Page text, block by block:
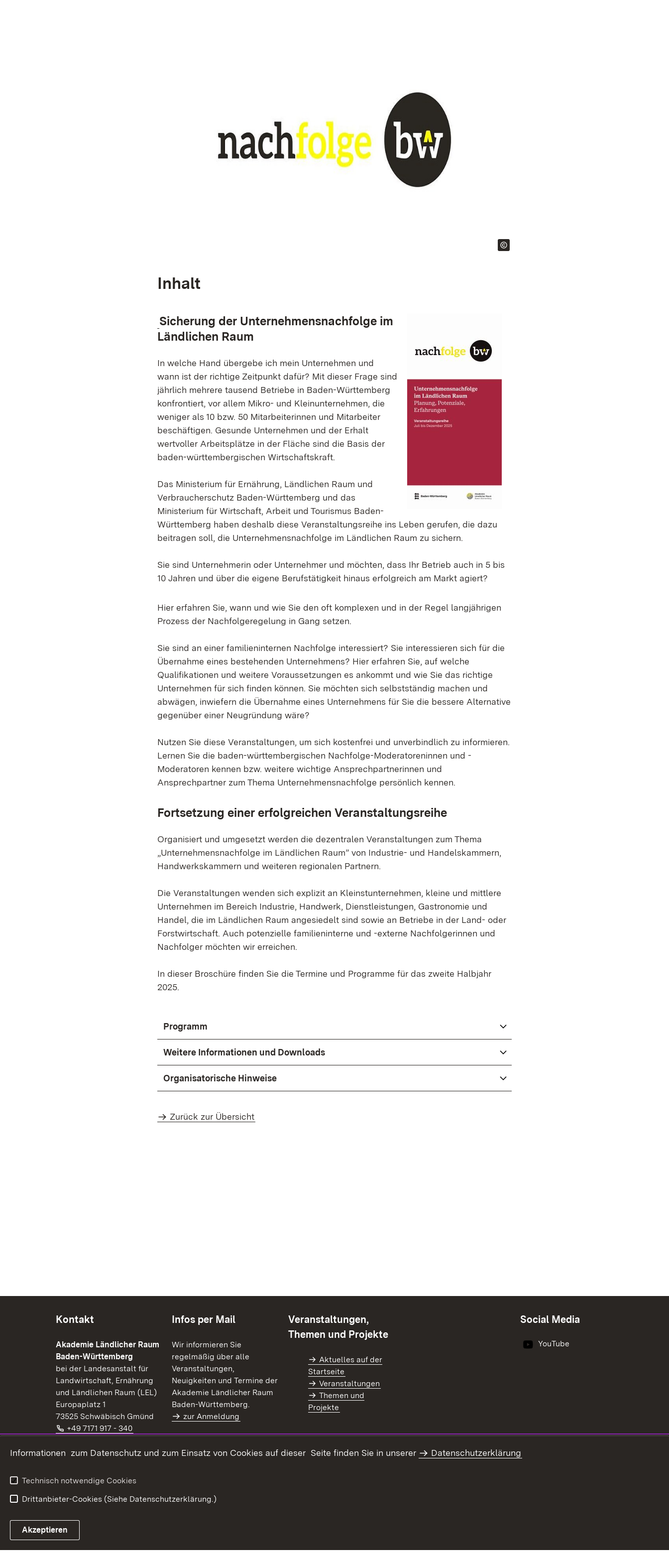
Inhalt
Sicherung der Unternehmensnachfolge im
Ländlichen Raum
In welche Hand übergebe ich mein Unternehmen und
wann ist der richtige Zeitpunkt dafür? Mit dieser Frage sind
jährlich mehrere tausend Betriebe in Baden-Württemberg
konfrontiert, vor allem Mikro- und Kleinunternehmen, die
weniger als 10 bzw. 50 Mitarbeiterinnen und Mitarbeiter
beschäftigen. Gesunde Unternehmen und der Erhalt
wertvoller Arbeitsplätze in der Fläche sind die Basis der
baden-württembergischen Wirtschaftskraft.
Das Ministerium für Ernährung, Ländlichen Raum und
Verbraucherschutz Baden-Württemberg und das
Ministerium für Wirtschaft, Arbeit und Tourismus Baden-
Württemberg haben deshalb diese Veranstaltungsreihe ins Leben gerufen, die dazu
beitragen soll, die Unternehmensnachfolge im Ländlichen Raum zu sichern.
Sie sind Unternehmerin oder Unternehmer und möchten, dass Ihr Betrieb auch in 5 bis
10 Jahren und über die eigene Berufstätigkeit hinaus erfolgreich am Markt agiert?
Hier erfahren Sie, wann und wie Sie den oft komplexen und in der Regel langjährigen
Prozess der Nachfolgeregelung in Gang setzen.
Sie sind an einer familieninternen Nachfolge interessiert? Sie interessieren sich für die
Übernahme eines bestehenden Unternehmens? Hier erfahren Sie, auf welche
Qualifikationen und weitere Voraussetzungen es ankommt und wie Sie das richtige
Unternehmen für sich finden können. Sie möchten sich selbstständig machen und
abwägen, inwiefern die Übernahme eines Unternehmens für Sie die bessere Alternative
gegenüber einer Neugründung wäre?
Nutzen Sie diese Veranstaltungen, um sich kostenfrei und unverbindlich zu informieren.
Lernen Sie die baden-württembergischen Nachfolge-Moderatoreninnen und -
Moderatoren kennen bzw. weitere wichtige Ansprechpartnerinnen und
Ansprechpartner zum Thema Unternehmensnachfolge persönlich kennen.
Fortsetzung einer erfolgreichen Veranstaltungsreihe
Organisiert und umgesetzt werden die dezentralen Veranstaltungen zum Thema
„Unternehmensnachfolge im Ländlichen Raum” von Industrie- und Handelskammern,
Handwerkskammern und weiteren regionalen Partnern.
Die Veranstaltungen wenden sich explizit an Kleinstunternehmen, kleine und mittlere
Unternehmen im Bereich Industrie, Handwerk, Dienstleistungen, Gastronomie und
Handel, die im Ländlichen Raum angesiedelt sind sowie an Betriebe in der Land- oder
Forstwirtschaft. Auch potenzielle familieninterne und -externe Nachfolgerinnen und
Nachfolger möchten wir erreichen.
In dieser Broschüre finden Sie die Termine und Programme für das zweite Halbjahr
2025.
Programm
Weitere Informationen und Downloads
Organisatorische Hinweise
Zurück zur Übersicht
Kontakt
Akademie Ländlicher Raum
Baden-Württemberg
bei der Landesanstalt für
Landwirtschaft, Ernährung
und Ländlichen Raum (LEL)
Europaplatz 1
73525 Schwäbisch Gmünd
Telefon:
+49 7171 917 - 340
E-Mail:
(Öffnet in neuem Fenster)
Extern:
www.alr-bw.de(Öffnet in neuem Fenster)
Infos per Mail
Wir informieren Sie
regelmäßig über alle
Veranstaltungen,
Neuigkeiten und Termine der
Akademie Ländlicher Raum
Baden-Württemberg.
zur Anmeldung
Veranstaltungen,
Themen und Projekte
Aktuelles auf der
Startseite
Veranstaltungen
Themen und
Projekte
Social Media
YouTube
Informationen zum Datenschutz und zum Einsatz von Cookies auf dieser Seite finden Sie in unserer Datenschutzerklärung
Technisch notwendige Cookies
Drittanbieter-Cookies (Siehe Datenschutzerklärung.)
Akzeptieren